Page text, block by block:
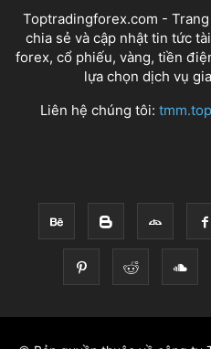
Toptradingforex.com -
chia sẻ và cập nhật tin tức
forex, cổ phiếu, vàng, tiền
lựa chọn dịch vụ
Liên hệ chúng tôi: